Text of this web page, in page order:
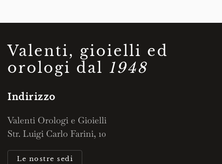
Valenti, gioielli ed
orologi dal 1948
Indirizzo
Valenti Orologi e Gioielli
Str. Luigi Carlo Farini, 10
Le nostre sedi